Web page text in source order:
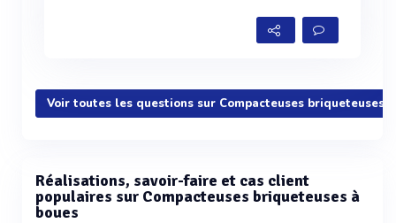
Voir toutes les questions sur Compacteuses briqueteuses
Réalisations, savoir-faire et cas client
populaires sur Compacteuses briqueteuses à
boues